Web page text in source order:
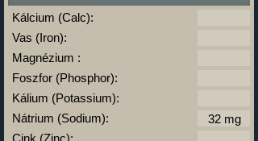
Kálcium (Calc):
Vas (Iron):
Magnézium :
Foszfor (Phosphor):
Kálium (Potassium):
Nátrium (Sodium):
Cink (Zinc):